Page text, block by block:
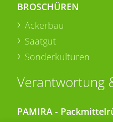
BROSCHÜREN
Ackerbau
Saatgut
Sonderkulturen
Verantwortung
PAMIRA -